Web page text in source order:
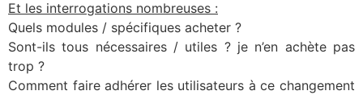
Et les interrogations nombreuses :
Quels modules / spécifiques acheter ?
Sont-ils tous nécessaires / utiles ? je n’en achète pas
trop ?
Comment faire adhérer les utilisateurs à ce changement